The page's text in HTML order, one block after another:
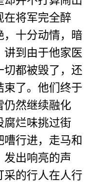
在将军完全醉
，十分动情，暗
讲到由于他家医
切都被毁了，还
束了。他们终于
仍然继续融化
腐烂味挑过街
行进，走马和
发出响亮的声
采的行人在人行